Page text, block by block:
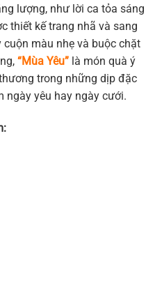
lượng, như lời ca tỏa sáng
thiết kế trang nhã và sang
màu nhẹ và buộc chặt
“Mùa Yêu” là món quà ý
trong những dịp đặc
ngày yêu hay ngày cưới.